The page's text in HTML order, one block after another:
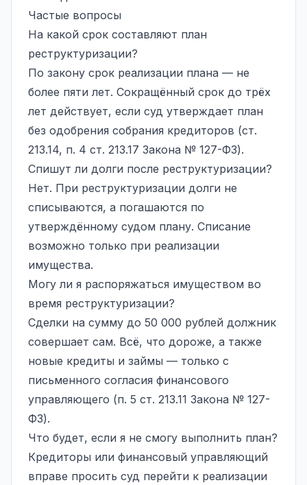
Частые вопросы
На какой срок составляют план
реструктуризации?
По закону срок реализации плана — не
более пяти лет. Сокращённый срок до трёх
лет действует, если суд утверждает план
без одобрения собрания кредиторов (ст.
213.14, п. 4 ст. 213.17 Закона № 127-ФЗ).
Спишут ли долги после реструктуризации?
Нет. При реструктуризации долги не
списываются, а погашаются по
утверждённому судом плану. Списание
возможно только при реализации
имущества.
Могу ли я распоряжаться имуществом во
время реструктуризации?
Сделки на сумму до 50 000 рублей должник
совершает сам. Всё, что дороже, а также
новые кредиты и займы — только с
письменного согласия финансового
управляющего (п. 5 ст. 213.11 Закона № 127-
ФЗ).
Что будет, если я не смогу выполнить план?
Кредиторы или финансовый управляющий
вправе просить суд перейти к реализации